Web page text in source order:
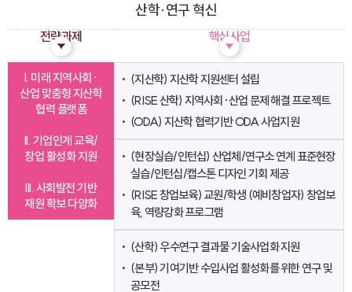
산학·연구 혁신
전략과제
I. 미래 지역사회·
산업 맞춤형 지산학
협력 플랫폼
II. 기업인계 교육/
창업 활성화 지원
III. 사회발전 기반
재원 확보 다양화
핵심사업
(지산학) 지산학 지원센터 설립
(RISE 산학) 지역사회·산업 문제 해결 프로젝트
(ODA) 지산학 협력기반 ODA 사업지원
(현장실습/인턴십) 산업체/연구소 연계 표준현장
실습/인턴십/캡스톤 디자인 기회 제공
(RISE 창업보육) 교원/학생 (예비창업자) 창업보
육, 역량강화 프로그램
(산학) 우수연구 결과물 기술사업화 지원
(본부) 기여기반 수입사업 활성화를 위한 연구 및
공모전